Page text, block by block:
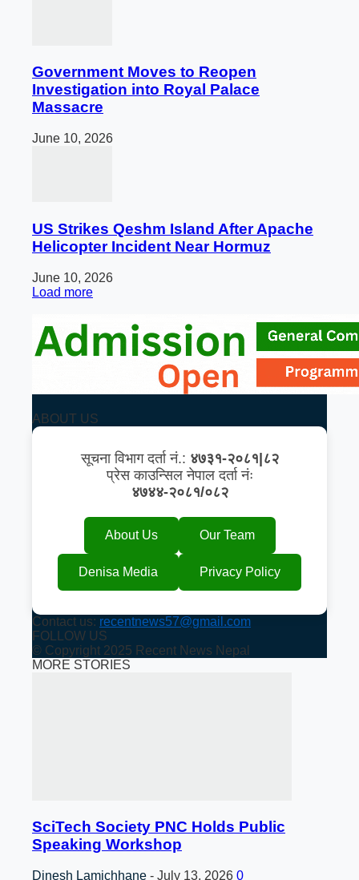
Government Moves to Reopen
Investigation into Royal Palace
Massacre
June 10, 2026
US Strikes Qeshm Island After Apache
Helicopter Incident Near Hormuz
June 10, 2026
Load more
ABOUT US
सूचना विभाग दर्ता नं.: ४७३१-२०८१|८२
प्रेस काउन्सिल नेपाल दर्ता नंः
४७४४-२०८१/०८२
About Us Our Team
Denisa Media Privacy Policy
Contact us: recentnews57@gmail.com
FOLLOW US
© Copyright 2025 Recent News Nepal
MORE STORIES
SciTech Society PNC Holds Public
Speaking Workshop
Dinesh Lamichhane - July 13, 2026 0